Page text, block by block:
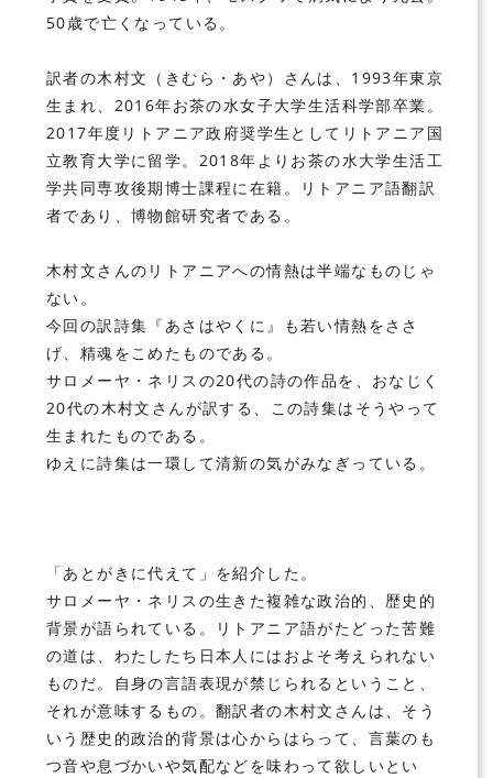
50歳で亡くなっている。
訳者の木村文（きむら・あや）さんは、1993年東京
生まれ、2016年お茶の水女子大学生活科学部卒業。
2017年度リトアニア政府奨学生としてリトアニア国
立教育大学に留学。2018年よりお茶の水大学生活工
学共同専攻後期博士課程に在籍。リトアニア語翻訳
者であり、博物館研究者である。
木村文さんのリトアニアへの情熱は半端なものじゃ
ない。
今回の訳詩集『あさはやくに』も若い情熱をささ
げ、精魂をこめたものである。
サロメーヤ・ネリスの20代の詩の作品を、おなじく
20代の木村文さんが訳する、この詩集はそうやって
生まれたものである。
ゆえに詩集は一環して清新の気がみなぎっている。
「あとがきに代えて」を紹介した。
サロメーヤ・ネリスの生きた複雑な政治的、歴史的
背景が語られている。リトアニア語がたどった苦難
の道は、わたしたち日本人にはおよそ考えられない
ものだ。自身の言語表現が禁じられるということ、
それが意味するもの。翻訳者の木村文さんは、そう
いう歴史的政治的背景は心からはらって、言葉のも
つ音や息づかいや気配などを味わって欲しいとい